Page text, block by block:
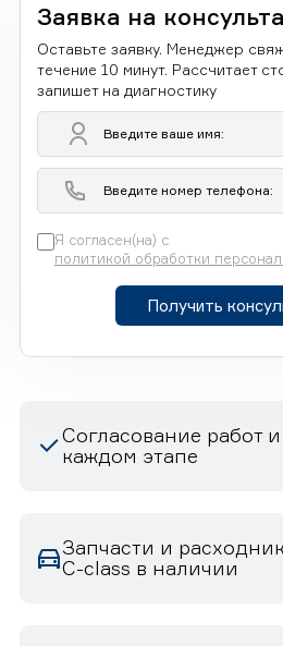
Заявка на
Оставьте заявку. Менеджер
течение 10 минут. Рассчитает
запишет на диагностику
Я согласен(на) с
политикой обработки
Получить
Согласование работ
каждом этапе
Запчасти и
C-class в наличии